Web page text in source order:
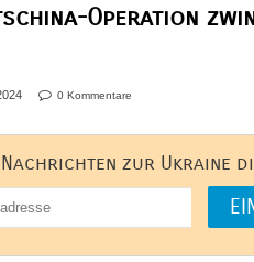
Operation
0 Kommentare
zur Ukraine